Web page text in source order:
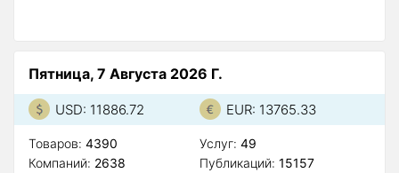
Пятница, 7 Августа 2026 Г.
USD: 11886.72 EUR: 13765.33
Товаров: 4390
Компаний: 2638
Услуг: 49
Публикаций: 15157